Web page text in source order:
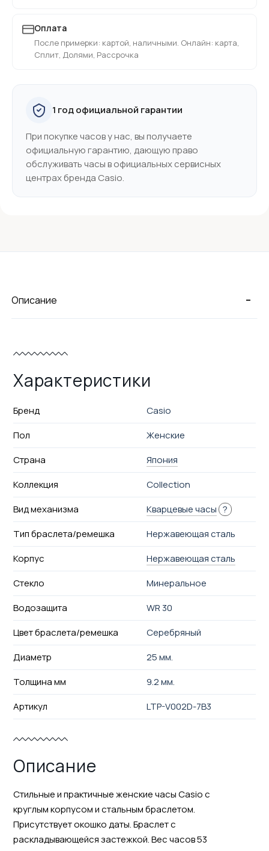
Оплата
После примерки: картой, наличными. Онлайн: карта,
Сплит, Долями, Рассрочка
1 год официальной гарантии
При покупке часов у нас, вы получаете
официальную гарантию, дающую право
обслуживать часы в официальных сервисных
центрах бренда Casio.
-
Описание
Характеристики
Бренд
Casio
Пол
Женские
Страна
Япония
Коллекция
Collection
Вид механизма
Кварцевые часы ?
Тип браслета/ремешка
Нержавеющая сталь
Корпус
Нержавеющая сталь
Стекло
Минеральное
Водозащита
WR 30
Цвет браслета/ремешка
Серебряный
Диаметр
25 мм.
Толщина мм
9.2 мм.
Артикул
LTP-V002D-7B3
Описание
Стильные и практичные женские часы Casio с
круглым корпусом и стальным браслетом.
Присутствует окошко даты. Браслет с
раскладывающейся застежкой. Вес часов 53